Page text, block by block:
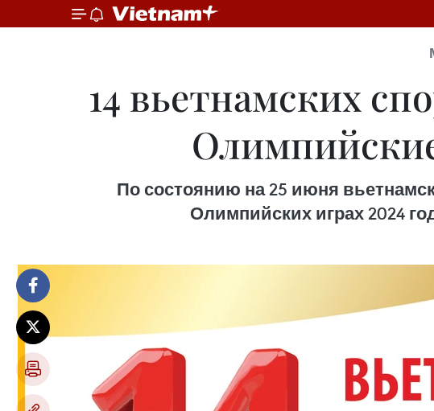
14 вьетнамских
По состоянию на 25 июня
Олимпийских играх 2024